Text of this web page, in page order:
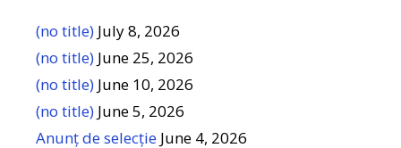
(no title) July 8, 2026
(no title) June 25, 2026
(no title) June 10, 2026
(no title) June 5, 2026
Anunț de selecție June 4, 2026